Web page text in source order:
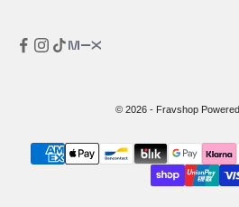
© 2026 - Fravshop